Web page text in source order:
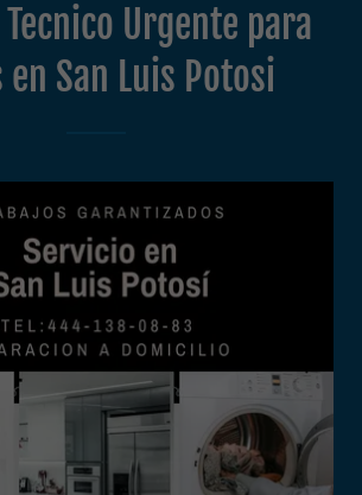
Urgente para
en San Luis Potosi